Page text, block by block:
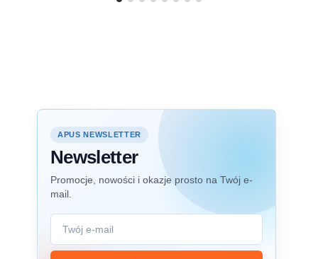
APUS NEWSLETTER
Newsletter
Promocje, nowości i okazje prosto na Twój e-
mail.